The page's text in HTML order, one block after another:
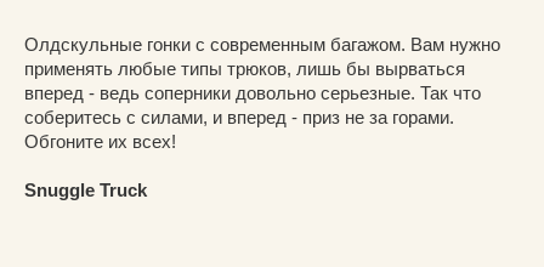
Олдскульные гонки с современным багажом. Вам нужно
применять любые типы трюков, лишь бы вырваться
вперед - ведь соперники довольно серьезные. Так что
соберитесь с силами, и вперед - приз не за горами.
Обгоните их всех!
Snuggle Truck